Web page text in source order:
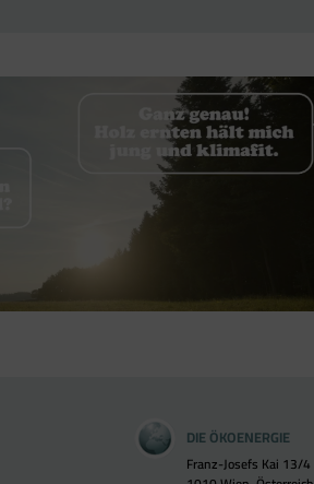
DIE ÖKOENERGIE
Franz-Josefs Kai 13/4